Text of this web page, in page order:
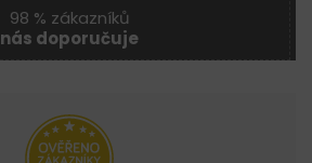
98 % zákazníků
nás doporučuje